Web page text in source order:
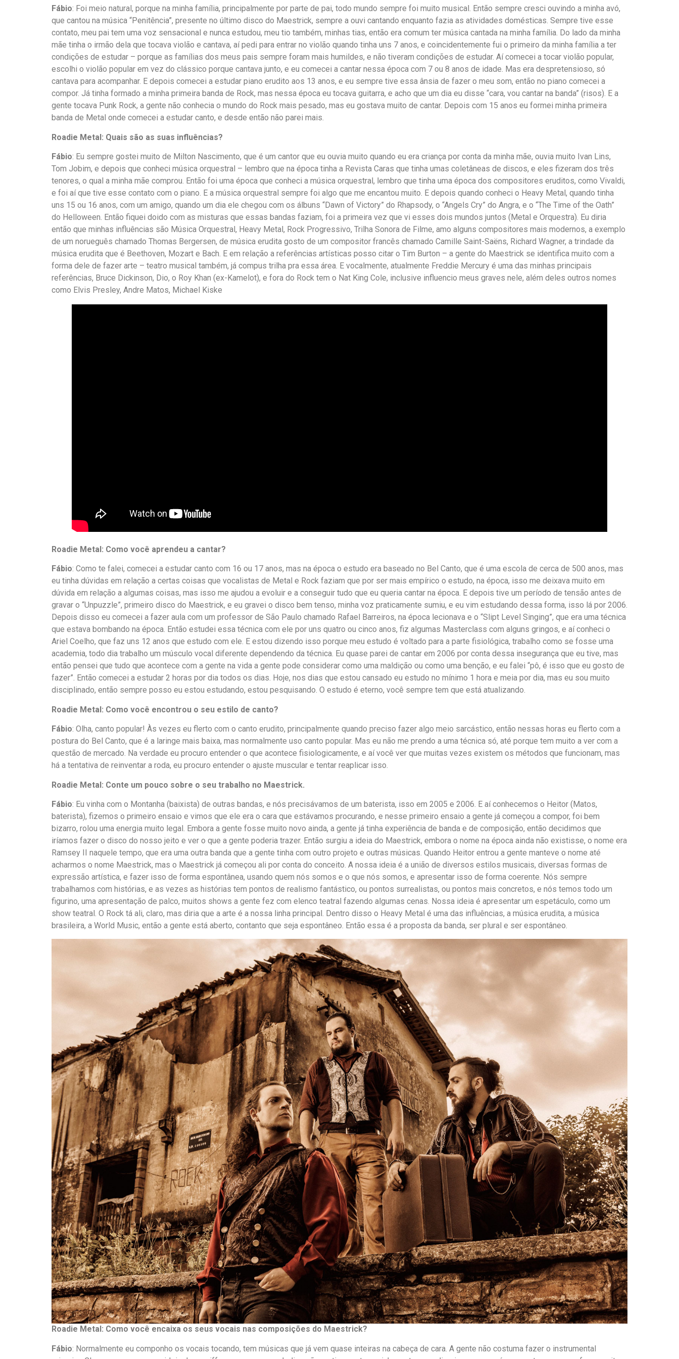
Fábio: Foi meio natural, porque na minha família, principalmente por parte de pai, todo mundo sempre foi muito musical. Então sempre cresci ouvindo a minha avó,
que cantou na música “Penitência”, presente no último disco do Maestrick, sempre a ouvi cantando enquanto fazia as atividades domésticas. Sempre tive esse
contato, meu pai tem uma voz sensacional e nunca estudou, meu tio também, minhas tias, então era comum ter música cantada na minha família. Do lado da minha
mãe tinha o irmão dela que tocava violão e cantava, aí pedi para entrar no violão quando tinha uns 7 anos, e coincidentemente fui o primeiro da minha família a ter
condições de estudar – porque as famílias dos meus pais sempre foram mais humildes, e não tiveram condições de estudar. Aí comecei a tocar violão popular,
escolhi o violão popular em vez do clássico porque cantava junto, e eu comecei a cantar nessa época com 7 ou 8 anos de idade. Mas era despretensioso, só
cantava para acompanhar. E depois comecei a estudar piano erudito aos 13 anos, e eu sempre tive essa ânsia de fazer o meu som, então no piano comecei a
compor. Já tinha formado a minha primeira banda de Rock, mas nessa época eu tocava guitarra, e acho que um dia eu disse “cara, vou cantar na banda” (risos). E a
gente tocava Punk Rock, a gente não conhecia o mundo do Rock mais pesado, mas eu gostava muito de cantar. Depois com 15 anos eu formei minha primeira
banda de Metal onde comecei a estudar canto, e desde então não parei mais.
Roadie Metal: Quais são as suas influências?
Fábio: Eu sempre gostei muito de Milton Nascimento, que é um cantor que eu ouvia muito quando eu era criança por conta da minha mãe, ouvia muito Ivan Lins,
Tom Jobim, e depois que conheci música orquestral – lembro que na época tinha a Revista Caras que tinha umas coletâneas de discos, e eles fizeram dos três
tenores, o qual a minha mãe comprou. Então foi uma época que conheci a música orquestral, lembro que tinha uma época dos compositores eruditos, como Vivaldi,
e foi aí que tive esse contato com o piano. E a música orquestral sempre foi algo que me encantou muito. E depois quando conheci o Heavy Metal, quando tinha
uns 15 ou 16 anos, com um amigo, quando um dia ele chegou com os álbuns “Dawn of Victory” do Rhapsody, o “Angels Cry” do Angra, e o “The Time of the Oath”
do Helloween. Então fiquei doido com as misturas que essas bandas faziam, foi a primeira vez que vi esses dois mundos juntos (Metal e Orquestra). Eu diria
então que minhas influências são Música Orquestral, Heavy Metal, Rock Progressivo, Trilha Sonora de Filme, amo alguns compositores mais modernos, a exemplo
de um norueguês chamado Thomas Bergersen, de música erudita gosto de um compositor francês chamado Camille Saint-Saëns, Richard Wagner, a trindade da
música erudita que é Beethoven, Mozart e Bach. E em relação a referências artísticas posso citar o Tim Burton – a gente do Maestrick se identifica muito com a
forma dele de fazer arte – teatro musical também, já compus trilha pra essa área. E vocalmente, atualmente Freddie Mercury é uma das minhas principais
referências, Bruce Dickinson, Dio, o Roy Khan (ex-Kamelot), e fora do Rock tem o Nat King Cole, inclusive influencio meus graves nele, além deles outros nomes
como Elvis Presley, Andre Matos, Michael Kiske
Roadie Metal: Como você aprendeu a cantar?
Fábio: Como te falei, comecei a estudar canto com 16 ou 17 anos, mas na época o estudo era baseado no Bel Canto, que é uma escola de cerca de 500 anos, mas
eu tinha dúvidas em relação a certas coisas que vocalistas de Metal e Rock faziam que por ser mais empírico o estudo, na época, isso me deixava muito em
dúvida em relação a algumas coisas, mas isso me ajudou a evoluir e a conseguir tudo que eu queria cantar na época. E depois tive um período de tensão antes de
gravar o “Unpuzzle”, primeiro disco do Maestrick, e eu gravei o disco bem tenso, minha voz praticamente sumiu, e eu vim estudando dessa forma, isso lá por 2006.
Depois disso eu comecei a fazer aula com um professor de São Paulo chamado Rafael Barreiros, na época lecionava e o “Slipt Level Singing”, que era uma técnica
que estava bombando na época. Então estudei essa técnica com ele por uns quatro ou cinco anos, fiz algumas Masterclass com alguns gringos, e aí conheci o
Ariel Coelho, que faz uns 12 anos que estudo com ele. E estou dizendo isso porque meu estudo é voltado para a parte fisiológica, trabalho como se fosse uma
academia, todo dia trabalho um músculo vocal diferente dependendo da técnica. Eu quase parei de cantar em 2006 por conta dessa insegurança que eu tive, mas
então pensei que tudo que acontece com a gente na vida a gente pode considerar como uma maldição ou como uma benção, e eu falei “pô, é isso que eu gosto de
fazer”. Então comecei a estudar 2 horas por dia todos os dias. Hoje, nos dias que estou cansado eu estudo no mínimo 1 hora e meia por dia, mas eu sou muito
disciplinado, então sempre posso eu estou estudando, estou pesquisando. O estudo é eterno, você sempre tem que está atualizando.
Roadie Metal: Como você encontrou o seu estilo de canto?
Fábio: Olha, canto popular! Às vezes eu flerto com o canto erudito, principalmente quando preciso fazer algo meio sarcástico, então nessas horas eu flerto com a
postura do Bel Canto, que é a laringe mais baixa, mas normalmente uso canto popular. Mas eu não me prendo a uma técnica só, até porque tem muito a ver com a
questão de mercado. Na verdade eu procuro entender o que acontece fisiologicamente, e aí você ver que muitas vezes existem os métodos que funcionam, mas
há a tentativa de reinventar a roda, eu procuro entender o ajuste muscular e tentar reaplicar isso.
Roadie Metal: Conte um pouco sobre o seu trabalho no Maestrick.
Fábio: Eu vinha com o Montanha (baixista) de outras bandas, e nós precisávamos de um baterista, isso em 2005 e 2006. E aí conhecemos o Heitor (Matos,
baterista), fizemos o primeiro ensaio e vimos que ele era o cara que estávamos procurando, e nesse primeiro ensaio a gente já começou a compor, foi bem
bizarro, rolou uma energia muito legal. Embora a gente fosse muito novo ainda, a gente já tinha experiência de banda e de composição, então decidimos que
iríamos fazer o disco do nosso jeito e ver o que a gente poderia trazer. Então surgiu a ideia do Maestrick, embora o nome na época ainda não existisse, o nome era
Ramsey II naquele tempo, que era uma outra banda que a gente tinha com outro projeto e outras músicas. Quando Heitor entrou a gente manteve o nome até
acharmos o nome Maestrick, mas o Maestrick já começou ali por conta do conceito. A nossa ideia é a união de diversos estilos musicais, diversas formas de
expressão artística, e fazer isso de forma espontânea, usando quem nós somos e o que nós somos, e apresentar isso de forma coerente. Nós sempre
trabalhamos com histórias, e as vezes as histórias tem pontos de realismo fantástico, ou pontos surrealistas, ou pontos mais concretos, e nós temos todo um
figurino, uma apresentação de palco, muitos shows a gente fez com elenco teatral fazendo algumas cenas. Nossa ideia é apresentar um espetáculo, como um
show teatral. O Rock tá ali, claro, mas diria que a arte é a nossa linha principal. Dentro disso o Heavy Metal é uma das influências, a música erudita, a música
brasileira, a World Music, então a gente está aberto, contanto que seja espontâneo. Então essa é a proposta da banda, ser plural e ser espontâneo.
Roadie Metal: Como você encaixa os seus vocais nas composições do Maestrick?
Fábio: Normalmente eu componho os vocais tocando, tem músicas que já vem quase inteiras na cabeça de cara. A gente não costuma fazer o instrumental